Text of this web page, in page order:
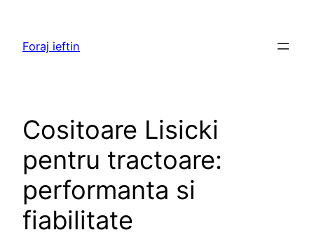
content
Foraj ieftin
Cositoare Lisicki
pentru tractoare:
performanta si
fiabilitate